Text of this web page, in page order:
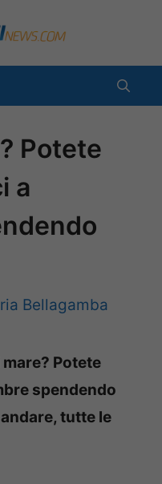
Potete
a
Bellagamba
Potete
spendendo
tutte le